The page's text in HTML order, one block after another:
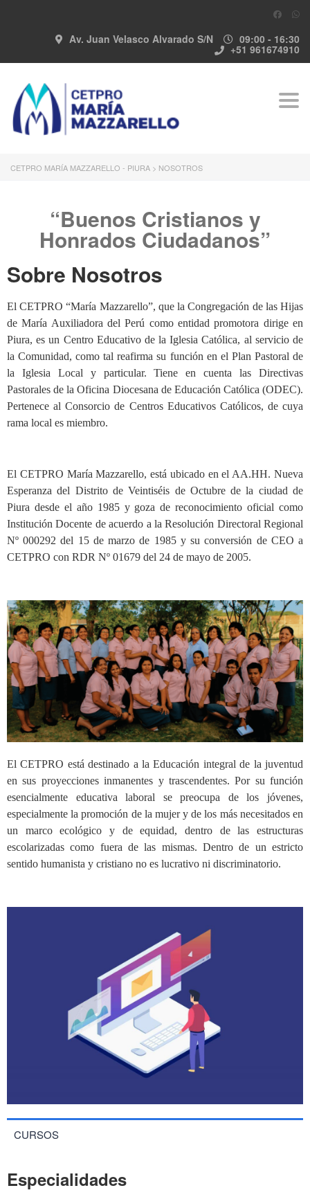
09:00 - 16:30
Av. Juan Velasco Alvarado S/N
+51 961674910
CETPRO MARÍA MAZZARELLO - PIURA > NOSOTROS
“Buenos Cristianos y
Honrados Ciudadanos”
Sobre Nosotros
El CETPRO “María Mazzarello”, que la Congregación de las Hijas
de María Auxiliadora del Perú como entidad promotora dirige en
Piura, es un Centro Educativo de la Iglesia Católica, al servicio de
la Comunidad, como tal reafirma su función en el Plan Pastoral de
la Iglesia Local y particular. Tiene en cuenta las Directivas
Pastorales de la Oficina Diocesana de Educación Católica (ODEC).
Pertenece al Consorcio de Centros Educativos Católicos, de cuya
rama local es miembro.
El CETPRO María Mazzarello, está ubicado en el AA.HH. Nueva
Esperanza del Distrito de Veintiséis de Octubre de la ciudad de
Piura desde el año 1985 y goza de reconocimiento oficial como
Institución Docente de acuerdo a la Resolución Directoral Regional
Nº 000292 del 15 de marzo de 1985 y su conversión de CEO a
CETPRO con RDR Nº 01679 del 24 de mayo de 2005.
El CETPRO está destinado a la Educación integral de la juventud
en sus proyecciones inmanentes y trascendentes. Por su función
esencialmente educativa laboral se preocupa de los jóvenes,
especialmente la promoción de la mujer y de los más necesitados en
un marco ecológico y de equidad, dentro de las estructuras
escolarizadas como fuera de las mismas. Dentro de un estricto
sentido humanista y cristiano no es lucrativo ni discriminatorio.
CURSOS
Especialidades